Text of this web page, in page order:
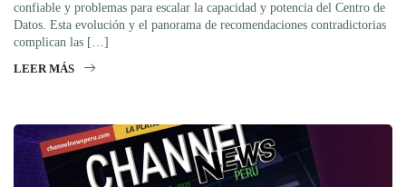
confiable y problemas para escalar la capacidad y potencia del Centro de
Datos. Esta evolución y el panorama de recomendaciones contradictorias
complican las […]
LEER MÁS